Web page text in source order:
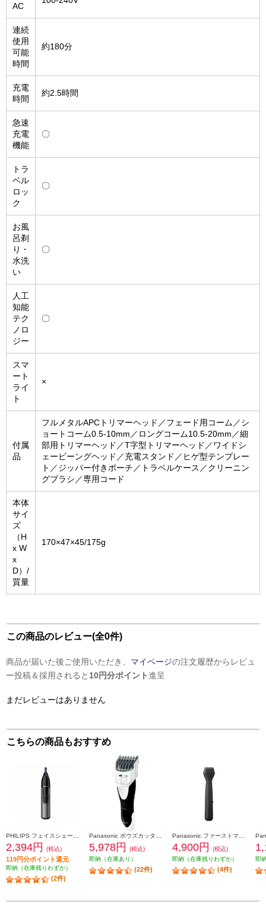
AC
連続
使用
可能
時間
約180分
充電
時間
約2.5時間
急速
充電
機能
〇
トラ
ベル
ロッ
ク
〇
お風
呂剃
り・
水洗
い
〇
人工
知能
テク
ノロ
ジー
〇
スマ
ート
ライ
ト
×
付属
品
フルメタルAPCトリマーヘッド／フェード用コーム／シ
ョートコーム0.5-10mm／ロングコーム10.5-20mm／細
部用トリマーヘッド／T字型トリマーヘッド／ワイドシ
ェービーングヘッド／充電スタンド／ヒゲ型テンプレー
ト／ジッパー付きポーチ／トラベルケース／クリーニン
グブラシ／専用コード
本体
サイ
ズ
（H
x W
x
D）/
質量
170×47×45/175g
この商品のレビュー(全0件)
商品が届いた後ご使用いただき、 マイページの注文履歴からレビュ
ー投稿＆採用されると 10円分ポイント進呈
まだレビューはありません
こちらの商品もおすすめ
2,394円 (税込)
119円分ポイント還元
即納（在庫残りわずか）
(2件)
5,978円
(税込)
即納（在庫あり）
(22件)
4,900円
(税込)
即納（在庫残りわずか）
(4件)
即